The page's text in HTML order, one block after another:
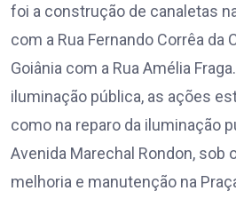
foi a construção de canaletas
com a Rua Fernando Corrêa da
Goiânia com a Rua Amélia
iluminação pública, as ações
como na reparo da iluminação
Avenida Marechal Rondon, sob
melhoria e manutenção na